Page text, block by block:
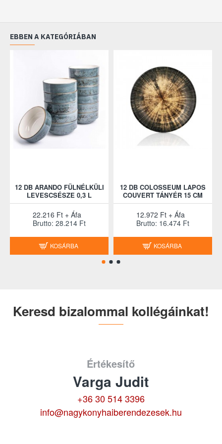
EBBEN A KATEGÓRIÁBAN
12 DB ARANDO FÜLNÉLKÜLI
LEVESCSÉSZE 0,3 L
22.216 Ft + Áfa
Brutto: 28.214 Ft
KOSÁRBA
12 DB COLOSSEUM LAPOS
COUVERT TÁNYÉR 15 CM
12.972 Ft + Áfa
Brutto: 16.474 Ft
KOSÁRBA
Keresd bizalommal kollégáinkat!
Értékesítő
Varga Judit
+36 30 514 3396
info@nagykonyhaiberendezesek.hu